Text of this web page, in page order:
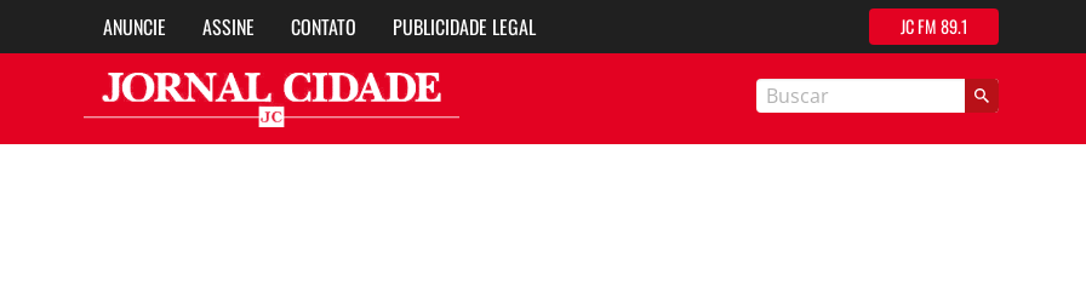
ANUNCIE ASSINE CONTATO PUBLICIDADE LEGAL JC FM 89.1